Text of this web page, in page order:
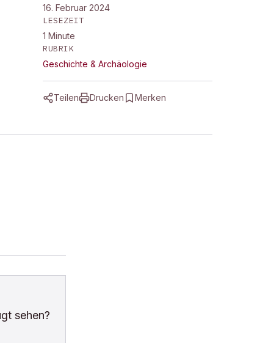
16. Februar 2024
LESEZEIT
1 Minute
RUBRIK
Geschichte & Archäologie
Teilen Drucken Merken
sehen?